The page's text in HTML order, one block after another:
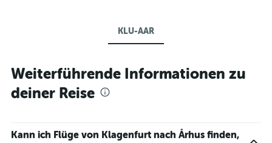
KLU-AAR
Weiterführende Informationen zu
deiner Reise
Kann ich Flüge von Klagenfurt nach Århus finden,